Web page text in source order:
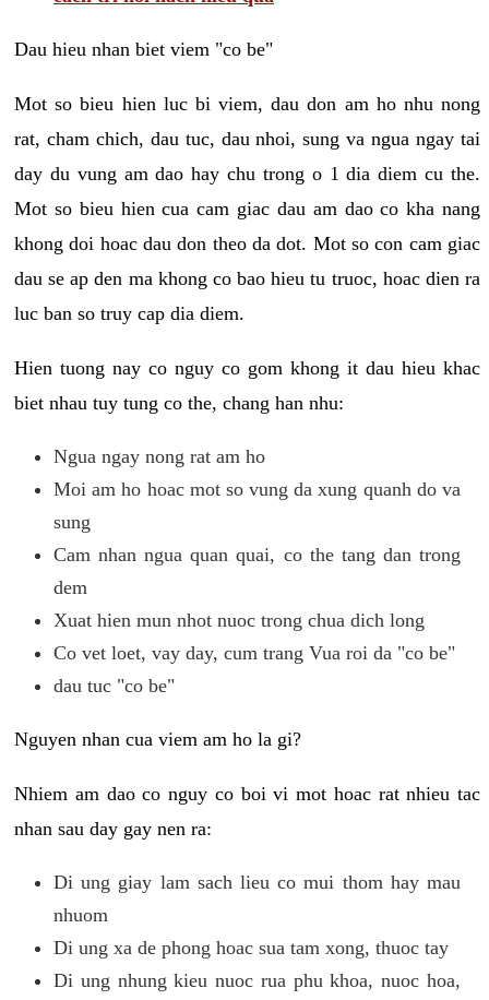
Dau hieu nhan biet viem "co be"
Mot so bieu hien luc bi viem, dau don am ho nhu nong
rat, cham chich, dau tuc, dau nhoi, sung va ngua ngay tai
day du vung am dao hay chu trong o 1 dia diem cu the.
Mot so bieu hien cua cam giac dau am dao co kha nang
khong doi hoac dau don theo da dot. Mot so con cam giac
dau se ap den ma khong co bao hieu tu truoc, hoac dien ra
luc ban so truy cap dia diem.
Hien tuong nay co nguy co gom khong it dau hieu khac
biet nhau tuy tung co the, chang han nhu:
Ngua ngay nong rat am ho
Moi am ho hoac mot so vung da xung quanh do va
sung
Cam nhan ngua quan quai, co the tang dan trong
dem
Xuat hien mun nhot nuoc trong chua dich long
Co vet loet, vay day, cum trang Vua roi da "co be"
dau tuc "co be"
Nguyen nhan cua viem am ho la gi?
Nhiem am dao co nguy co boi vi mot hoac rat nhieu tac
nhan sau day gay nen ra:
Di ung giay lam sach lieu co mui thom hay mau
nhuom
Di ung xa de phong hoac sua tam xong, thuoc tay
Di ung nhung kieu nuoc rua phu khoa, nuoc hoa,